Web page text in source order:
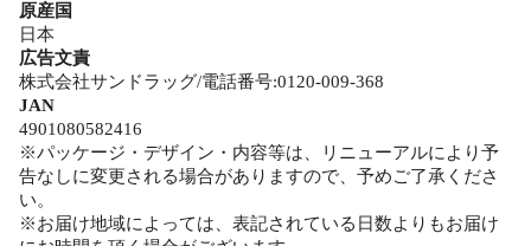
原産国
日本
広告文責
株式会社サンドラッグ/電話番号:0120-009-368
JAN
4901080582416
※パッケージ・デザイン・内容等は、リニューアルにより予
告なしに変更される場合がありますので、予めご了承くださ
い。
※お届け地域によっては、表記されている日数よりもお届け